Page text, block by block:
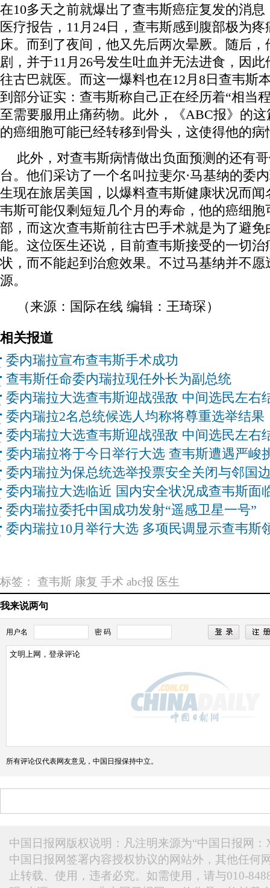
在10多天之前就爆出了查韦斯癌症复发的消
医疗报告，11月24日，查韦斯感到腹部极为
床。而到了夜间，他又先后两次晕厥。随后
剧，并于11月26号发生吐血并无法进食，因此
往古巴就医。而这一爆料也在12月8日查韦斯
到部分证实：查韦斯称自己正在经历着“相当
至需要服用止痛药物。此外，《ABC报》的
的癌细胞可能已经转移到骨头，这使得他的
此外，对查韦斯病情做出负面预测的还有
台。他们采访了一个名叫拉斐尔·马基纳的委
生现在旅居美国，以爆料查韦斯健康状况而
韦斯可能仅剩短短几个月的寿命，他的癌细
部，而这次查韦斯前往古巴手术就是为了避
能。这位医生还说，目前查韦斯接受的一切
状，而不能起到治愈效果。不过马基纳并不
源。
（来源：国际在线 编辑：王琦琛）
相关报道
委内瑞拉宣布查韦斯手术成功
查韦斯任命委内瑞拉现任外长为副总统
委内瑞拉大选查韦斯迎战强敌 中间选民左右
委内瑞拉2名总统候选人均称将尊重选举结果
委内瑞拉大选查韦斯迎战强敌 中间选民左右
委内瑞拉将于今日举行大选 查韦斯遭遇严峻
委内瑞拉为保总统选举投票安全关闭与邻国
委内瑞拉大选临近 国内安全状况成查韦斯面
委内瑞拉委托中国成功发射“遥感卫星一号”
委内瑞拉10月举行大选 多项民调显示查韦斯
标签： 查韦斯 康复 手术 abc报 医生
我来说两句
用户名 密 码
所有评论仅代表网友意见，中国日报保持中立。
中国日报网版权说明：凡注明来源为“中国日报网
中国日报网签署内容授权协议的网站外，其他任何
止转载、使用，违者必究。如需使用，请与010-